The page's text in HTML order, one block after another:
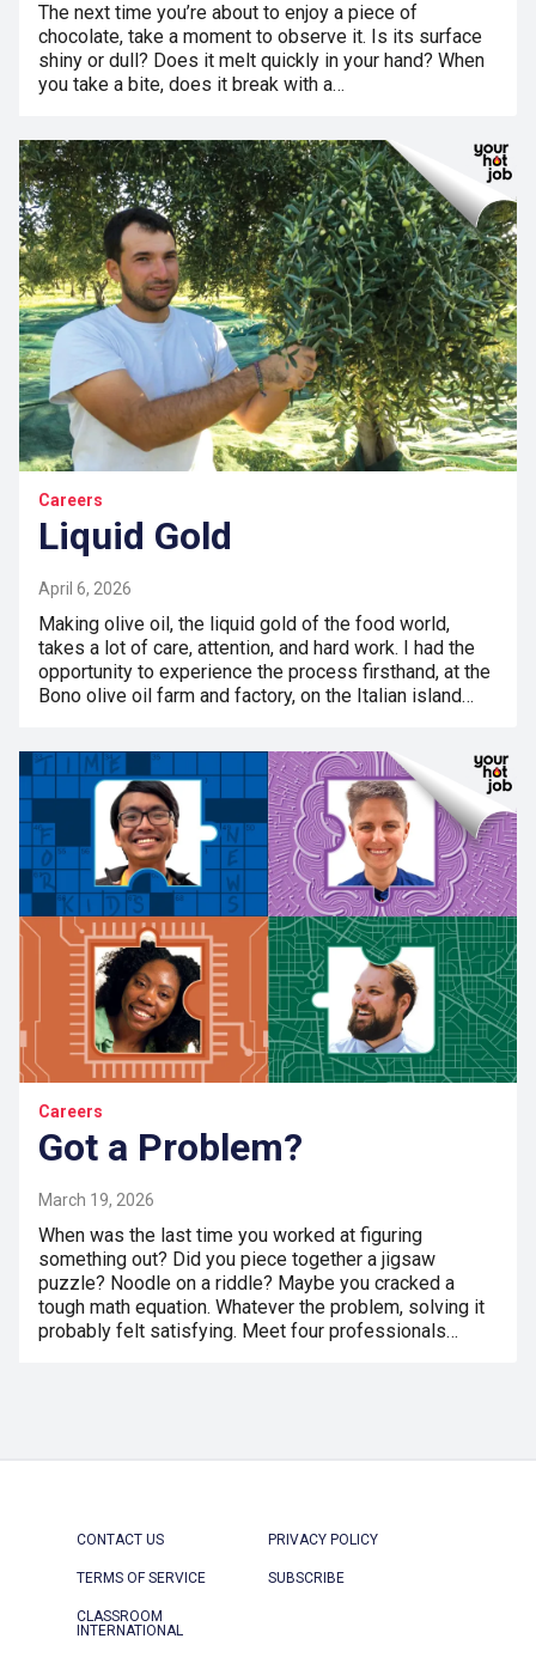
The next time you’re about to enjoy a piece of
chocolate, take a moment to observe it. Is its surface
shiny or dull? Does it melt quickly in your hand? When
you take a bite, does it break with a…
Careers
Liquid Gold
April 6, 2026
Making olive oil, the liquid gold of the food world,
takes a lot of care, attention, and hard work. I had the
opportunity to experience the process firsthand, at the
Bono olive oil farm and factory, on the Italian island…
Careers
Got a Problem?
March 19, 2026
When was the last time you worked at figuring
something out? Did you piece together a jigsaw
puzzle? Noodle on a riddle? Maybe you cracked a
tough math equation. Whatever the problem, solving it
probably felt satisfying. Meet four professionals…
CONTACT US PRIVACY POLICY
TERMS OF SERVICE SUBSCRIBE
CLASSROOM
INTERNATIONAL